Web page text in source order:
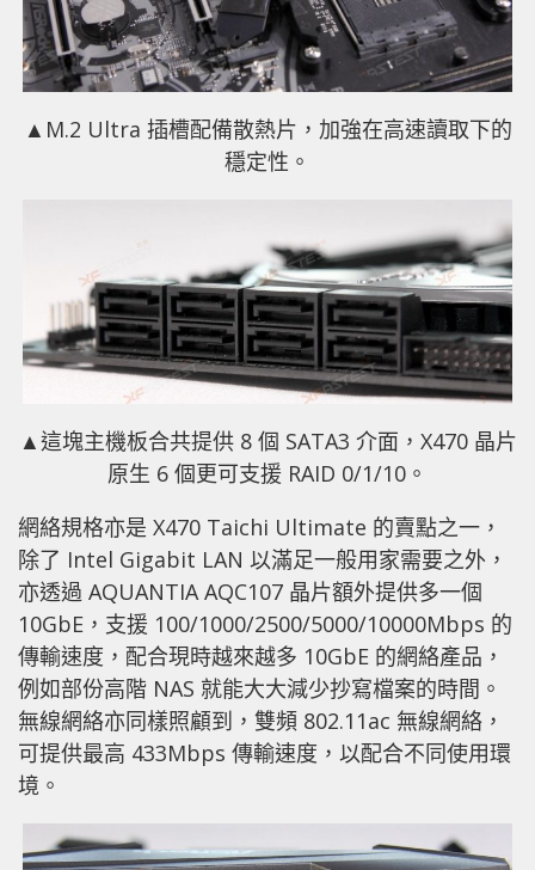
▲M.2 Ultra 插槽配備散熱片，加強在高速讀取下的
穩定性。
▲這塊主機板合共提供 8 個 SATA3 介面，X470 晶片
原生 6 個更可支援 RAID 0/1/10。
網絡規格亦是 X470 Taichi Ultimate 的賣點之一，
除了 Intel Gigabit LAN 以滿足一般用家需要之外，
亦透過 AQUANTIA AQC107 晶片額外提供多一個
10GbE，支援 100/1000/2500/5000/10000Mbps 的
傳輸速度，配合現時越來越多 10GbE 的網絡產品，
例如部份高階 NAS 就能大大減少抄寫檔案的時間。
無線網絡亦同樣照顧到，雙頻 802.11ac 無線網絡，
可提供最高 433Mbps 傳輸速度，以配合不同使用環
境。